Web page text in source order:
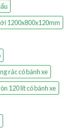
1200x800x120mm
rác có bánh xe
120 lít có bánh xe